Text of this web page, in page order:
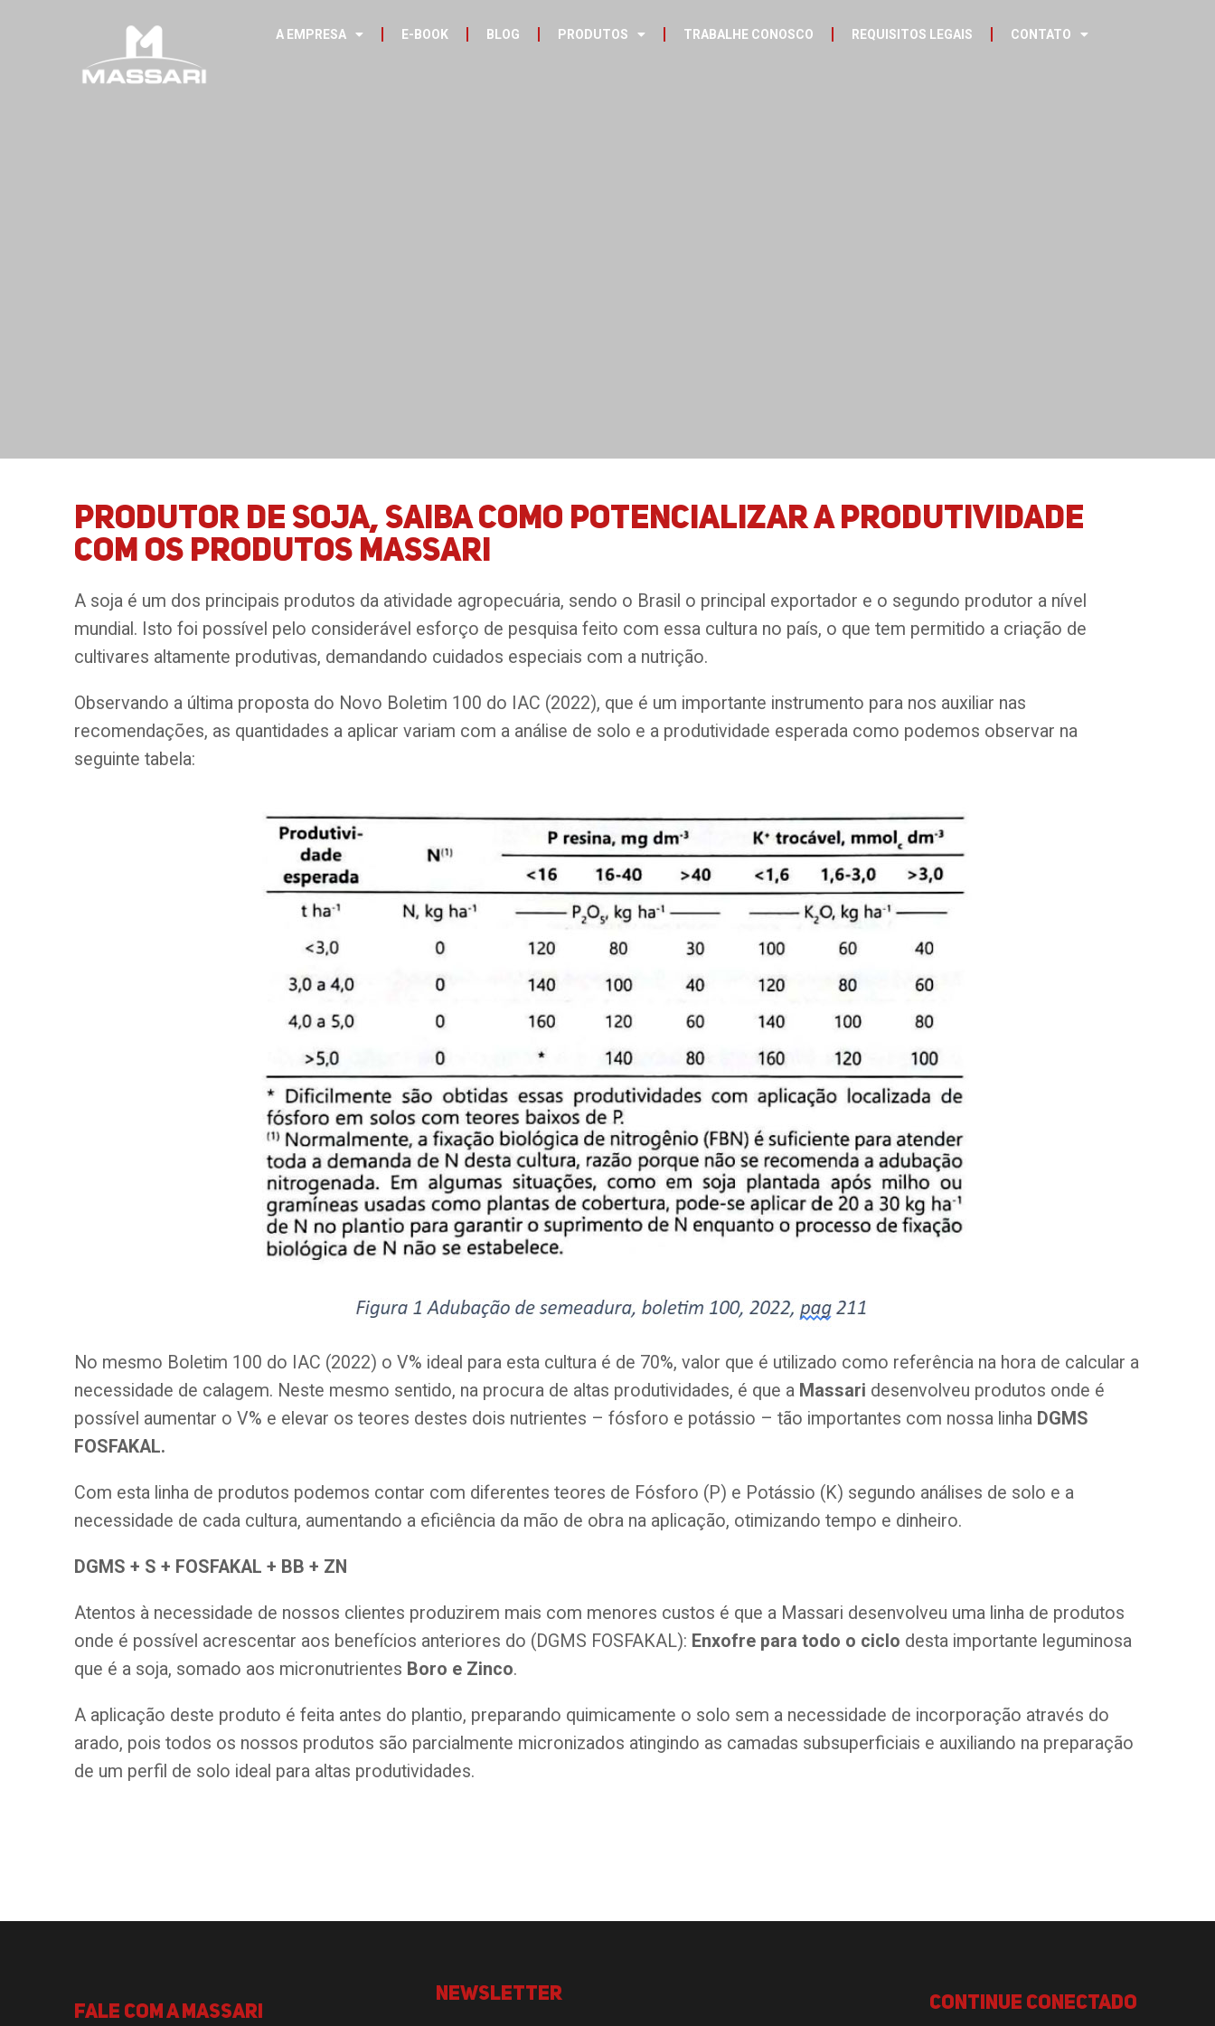
A EMPRESA E-BOOK BLOG PRODUTOS TRABALHE CONOSCO REQUISITOS LEGAIS CONTATO
Produtor de soja, saiba como potencializar a produtividade
com os produtos Massari
A soja é um dos principais produtos da atividade agropecuária, sendo o Brasil o principal exportador e o segundo produtor a nível
mundial. Isto foi possível pelo considerável esforço de pesquisa feito com essa cultura no país, o que tem permitido a criação de
cultivares altamente produtivas, demandando cuidados especiais com a nutrição.
Observando a última proposta do Novo Boletim 100 do IAC (2022), que é um importante instrumento para nos auxiliar nas
recomendações, as quantidades a aplicar variam com a análise de solo e a produtividade esperada como podemos observar na
seguinte tabela:
No mesmo Boletim 100 do IAC (2022) o V% ideal para esta cultura é de 70%, valor que é utilizado como referência na hora de calcular a
necessidade de calagem. Neste mesmo sentido, na procura de altas produtividades, é que a Massari desenvolveu produtos onde é
possível aumentar o V% e elevar os teores destes dois nutrientes – fósforo e potássio – tão importantes com nossa linha DGMS
FOSFAKAL.
Com esta linha de produtos podemos contar com diferentes teores de Fósforo (P) e Potássio (K) segundo análises de solo e a
necessidade de cada cultura, aumentando a eficiência da mão de obra na aplicação, otimizando tempo e dinheiro.
DGMS + S + FOSFAKAL + BB + ZN
Atentos à necessidade de nossos clientes produzirem mais com menores custos é que a Massari desenvolveu uma linha de produtos
onde é possível acrescentar aos benefícios anteriores do (DGMS FOSFAKAL): Enxofre para todo o ciclo desta importante leguminosa
que é a soja, somado aos micronutrientes Boro e Zinco.
A aplicação deste produto é feita antes do plantio, preparando quimicamente o solo sem a necessidade de incorporação através do
arado, pois todos os nossos produtos são parcialmente micronizados atingindo as camadas subsuperficiais e auxiliando na preparação
de um perfil de solo ideal para altas produtividades.
Fale com a Massari
Newsletter continue conectado